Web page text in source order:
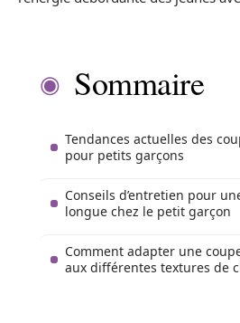
Sommaire
Tendances actuelles des
pour petits garçons
Conseils d’entretien pour
longue chez le petit garçon
Comment adapter une
aux différentes textures de